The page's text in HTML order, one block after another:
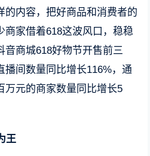
的内容，把好商品和消费者的
商家借着618这波风口，稳稳
音商城618好物节开售前三
播间数量同比增长116%，通
万元的商家数量同比增长5
王